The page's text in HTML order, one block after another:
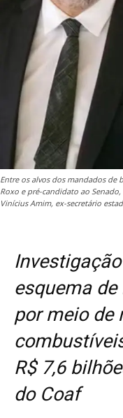
Entre os alvos dos mandados de
Roxo e pré-candidato ao
Vinícius Amim, ex-secretário
esquema
por meio de
R$ 7,6
do Coaf